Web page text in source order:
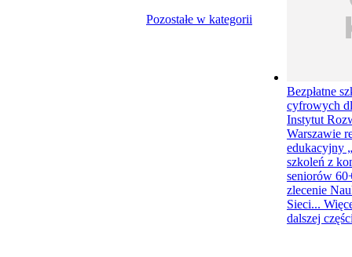
Pozostałe w kategorii
Bezpłatne
cyfrowych
Instytut
Warszawie
edukacyjny
szkoleń z
seniorów
zlecenie
Sieci...
dalszej